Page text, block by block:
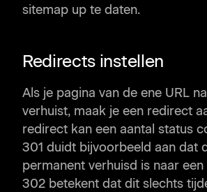
sitemap up te daten.
Redirects instellen
Als je pagina van de ene URL
verhuist, maak je een redirect
redirect kan een aantal status
301 duidt bijvoorbeeld aan dat
permanent verhuisd is naar
302 betekent dat dit slechts